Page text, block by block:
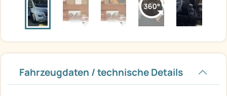
Fahrzeugdaten / technische Details